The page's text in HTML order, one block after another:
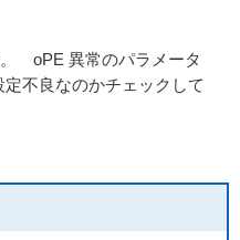
oPE 異常のパラメータ
不良なのかチェックして